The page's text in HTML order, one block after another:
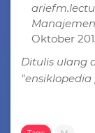
Oktober
Ditulis ulang